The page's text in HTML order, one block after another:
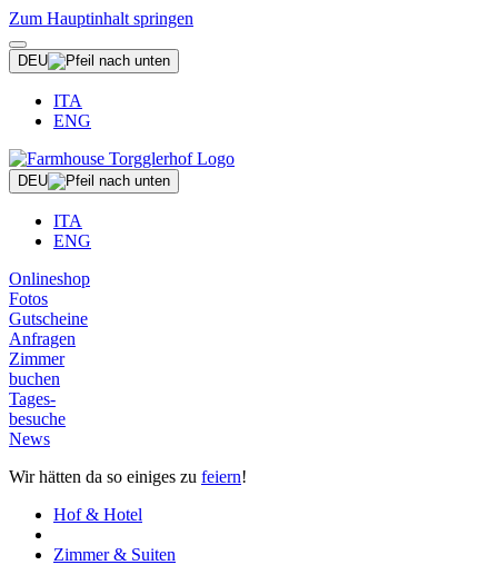
Zum Hauptinhalt springen
DEU
ITA
ENG
DEU
ITA
ENG
Onlineshop
Fotos
Gutscheine
Anfragen
Zimmer
buchen
Tages-
besuche
News
Wir hätten da so einiges zu feiern!
Hof & Hotel
Zimmer & Suiten